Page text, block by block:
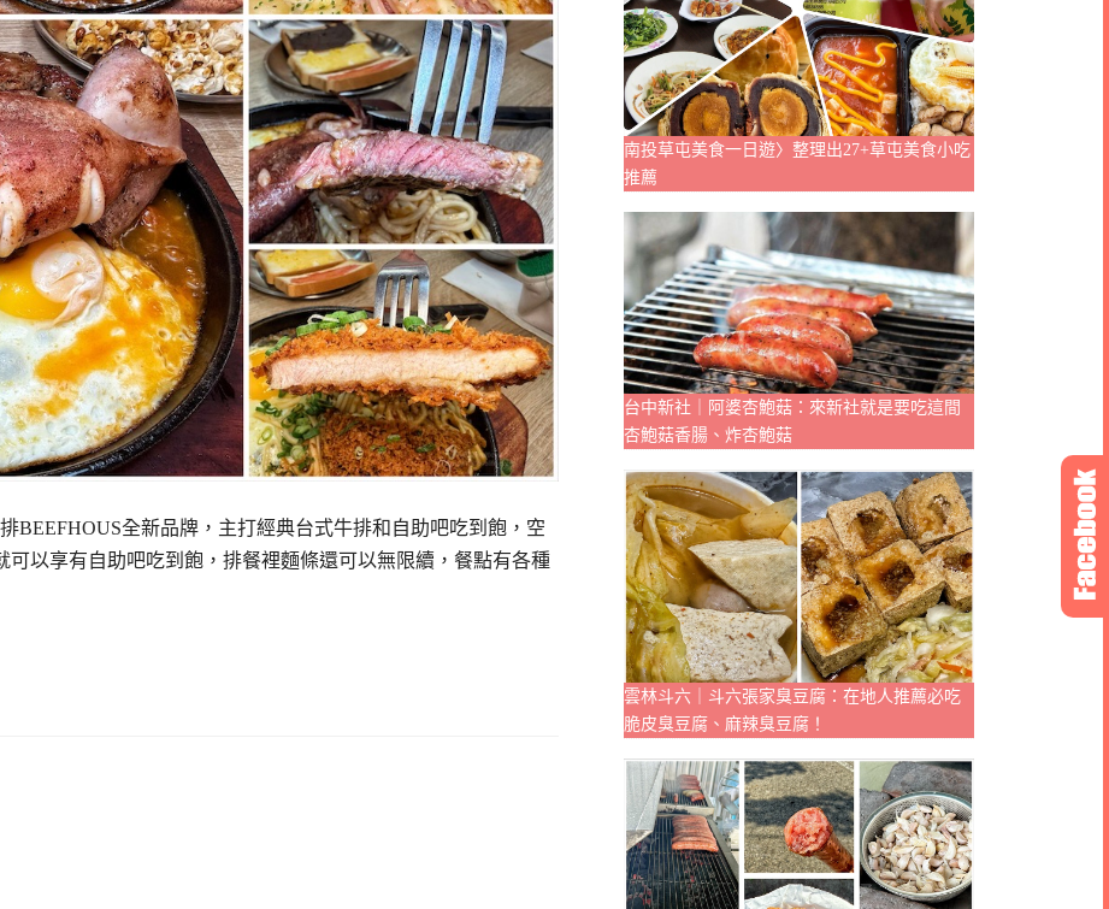
BEEFHOUS全新品牌，主打經典台式牛排和自助吧吃到飽，空
以享有自助吧吃到飽，排餐裡麵條還可以無限續，餐點有各種
南投草屯美食一日遊〉整理出27+草屯美食小吃
推薦
台中新社｜阿婆杏鮑菇：來新社就是要吃這間
杏鮑菇香腸、炸杏鮑菇
雲林斗六｜斗六張家臭豆腐：在地人推薦必吃
脆皮臭豆腐、麻辣臭豆腐！